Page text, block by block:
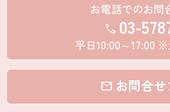
お電話でのお問
call 03-
平日10:00～17:00
mail お問合